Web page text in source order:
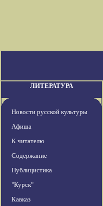
ЛИТЕРАТУРА
Новости русской культуры
Афиша
К читателю
Содержание
Публицистика
"Курск"
Кавказ